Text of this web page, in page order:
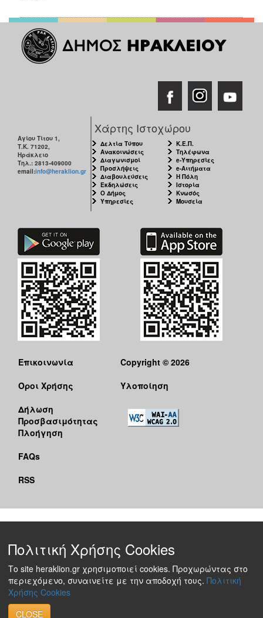
Αγίου Τίτου 1,
Τ.Κ. 71202,
Ηράκλειο
Τηλ.: 2813-409000
email:info@heraklion.gr
Χάρτης Ιστοχώρου
Δελτία Τύπου
Ανακοινώσεις
Διαγωνισμοί
Προσλήψεις
Διαβουλεύσεις
Εκδηλώσεις
Ο Δήμος
Υπηρεσίες
Κ.Ε.Π.
Τηλέφωνα
e-Υπηρεσίες
e-Αιτήματα
Η Πόλη
Ιστορία
Κνωσός
Μουσεία
Επικοινωνία
Όροι Χρήσης
Δήλωση
Προσβασιμότητας
Πλοήγηση
FAQs
RSS
Copyright © 2026
Υλοποίηση
Πολιτική Χρήσης Cookies
Το site heraklion.gr χρησιμοποιεί cookies. Προχωρώντας στο
περιεχόμενο, συναινείτε με την αποδοχή τους. Πολιτική
Χρήσης Cookies
CLOSE